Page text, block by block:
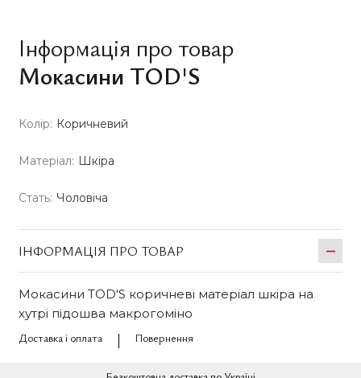
Інформація про товар
Мокасини TOD'S
Колір: Коричневий
Матеріал: Шкіра
Стать: Чоловіча
ІНФОРМАЦІЯ ПРО ТОВАР
Мокасини TOD'S коричневі матеріал шкіра на
хутрі підошва макрогоміно
Доставка і оплата
Повернення